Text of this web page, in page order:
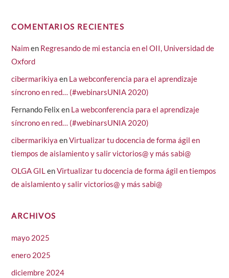
COMENTARIOS RECIENTES
Naimen Regresando de mi estancia en el OII, Universidad de
Oxford
cibermarikiya en La webconferencia para el aprendizaje
síncrono en red… (#webinarsUNIA 2020)
Fernando Felix en La webconferencia para el aprendizaje
síncrono en red… (#webinarsUNIA 2020)
cibermarikiya enVirtualizar tu docencia de forma ágil en
tiempos de aislamiento y salir victorios@ y más sabi@
OLGA GILenVirtualizar tu docencia de forma ágil en tiempos
de aislamiento y salir victorios@ y más sabi@
ARCHIVOS
mayo 2025
enero 2025
diciembre 2024